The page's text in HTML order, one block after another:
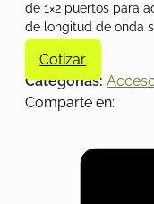
de 1×2 puertos para
de longitud de onda
Cotizar
Categorías:
Comparte en: